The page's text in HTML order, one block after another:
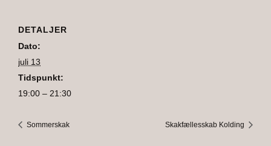
DETALJER
Dato:
juli 13
Tidspunkt:
19:00 – 21:30
Sommerskak Skakfællesskab Kolding